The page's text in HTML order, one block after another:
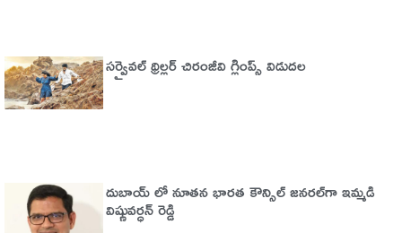
సర్వైవల్‌ థ్రిల్లర్‌ చిరంజీవి గ్లింప్స్‌ విడుదల
దుబాయ్ లో నూతన భారత కౌన్సిల్ జనరల్‌గా ఇమ్మడి
విష్ణువర్ధన్ రెడ్డి